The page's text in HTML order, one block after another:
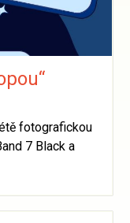
fotografickou
7 Black a